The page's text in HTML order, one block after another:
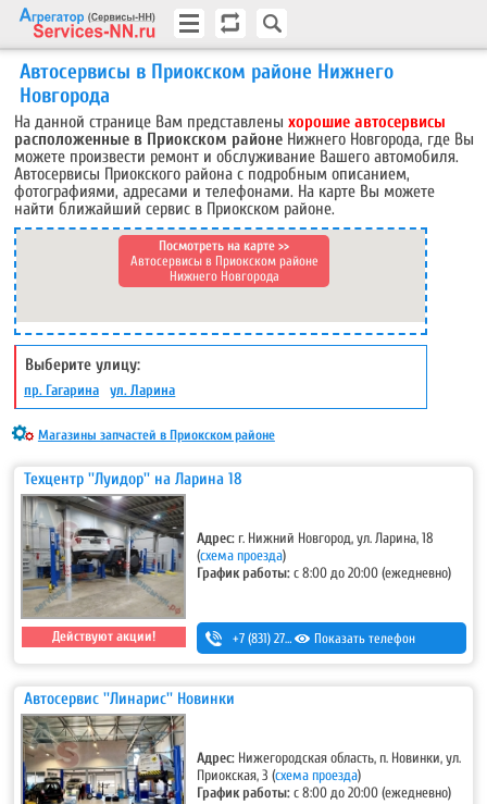
Автосервисы в Приокском районе Нижнего
Новгорода
На данной странице Вам представленыхорошие автосервисы
расположенные в Приокском районе Нижнего Новгорода, где Вы
можете произвести ремонт и обслуживание Вашего автомобиля.
Автосервисы Приокского районас подробным описанием,
фотографиями, адресами и телефонами. На карте Вы можете
найти ближайший сервис в Приокском районе.
Посмотреть на карте >>
Автосервисы в Приокском районе
Нижнего Новгорода
Выберите улицу:
пр. Гагарина ул. Ларина
Магазины запчастей в Приокском районе
Техцентр ''Луидор'' на Ларина 18
Действуют акции!
Адрес: г. Нижний Новгород, ул. Ларина, 18
(схема проезда)
График работы:с 8:00 до 20:00 (ежедневно)
+7 (831) 275-83-12 Показать телефон
Автосервис ''Линарис'' Новинки
Адрес: Нижегородская область, п. Новинки, ул.
Приокская, 3 (схема проезда)
График работы:с 8:00 до 20:00 (ежедневно)